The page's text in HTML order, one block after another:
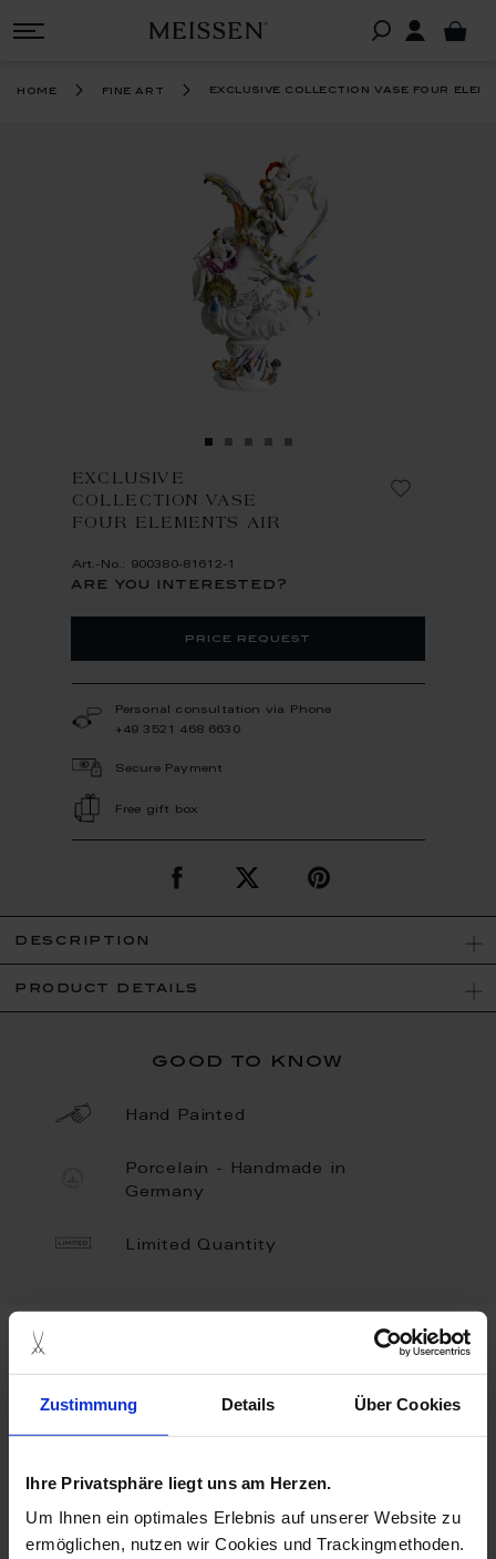
Zustimmung Details Über Cookies
Ihre Privatsphäre liegt uns am Herzen.
Um Ihnen ein optimales Erlebnis auf unserer Website zu
ermöglichen, nutzen wir Cookies und Trackingmethoden.
home fine art exclusive collection vase four
EXCLUSIVE
COLLECTION VASE
FOUR ELEMENTS AIR
Art.-No.: 900380-81612-1
are you interested?
price request
Personal consultation via Phone
+49 3521 468 6630
Secure Payment
Free gift box
description
product details
good to know
Hand Painted
Porcelain - Handmade in
Germany
Limited Quantity
more products from the
element vases collection